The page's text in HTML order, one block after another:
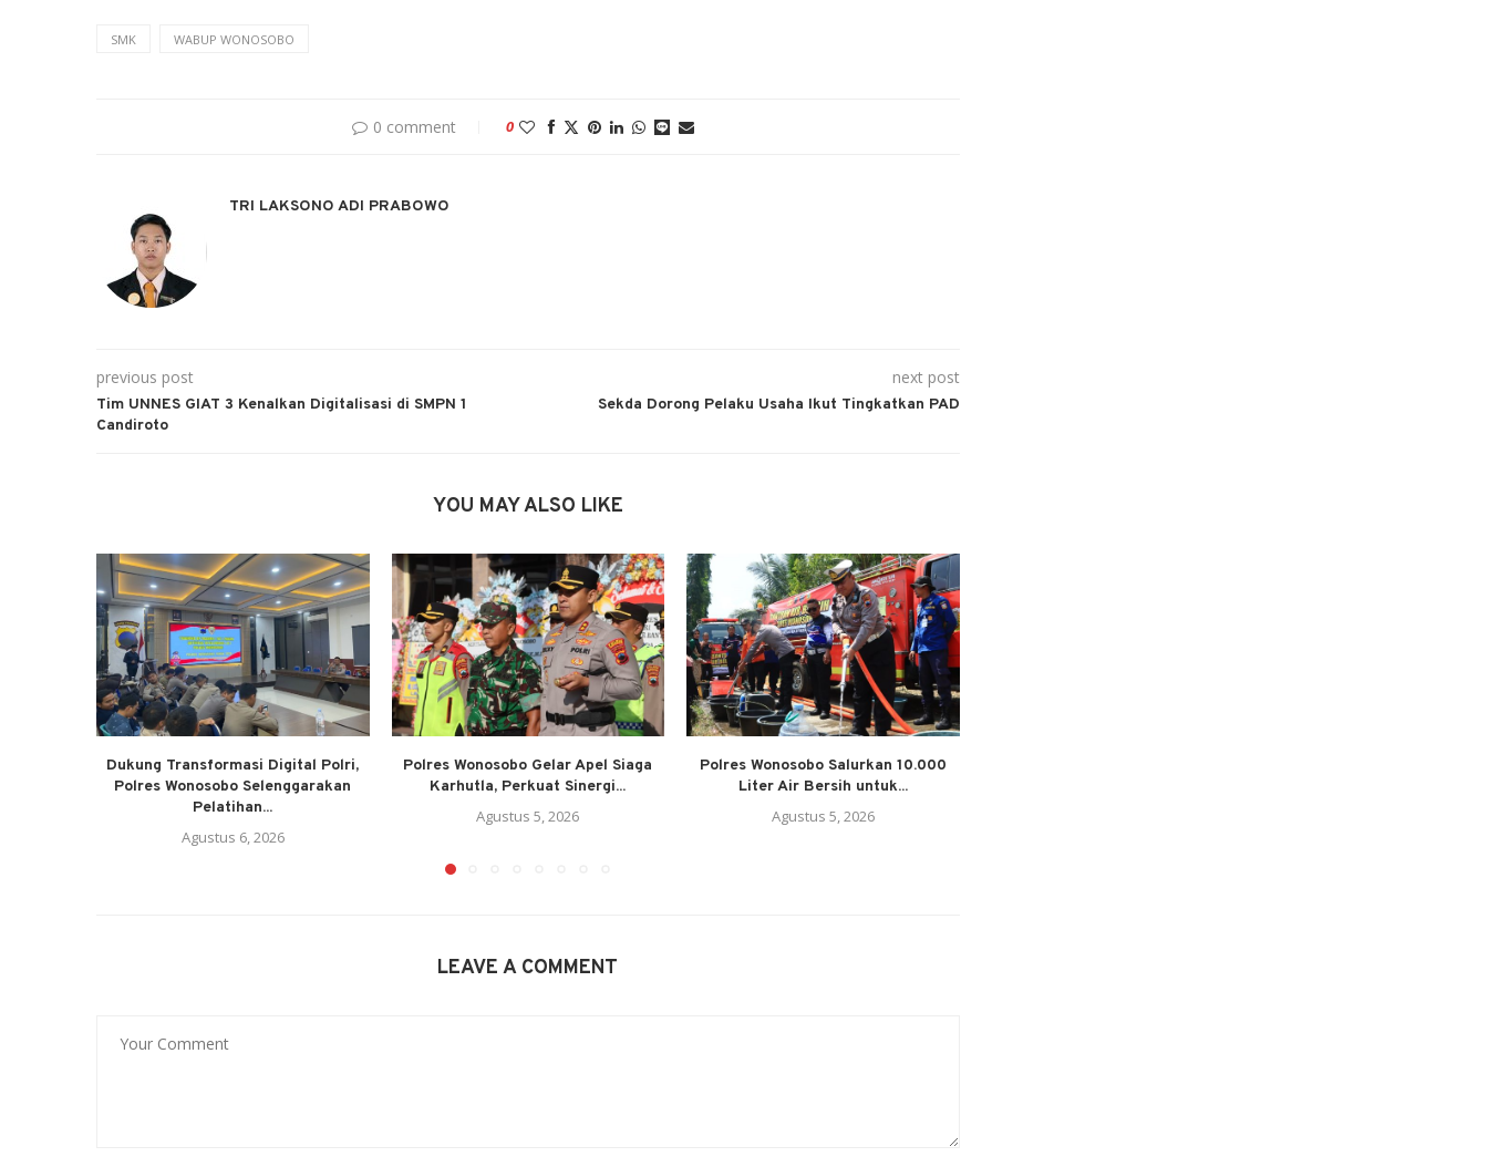
SMK WABUP WONOSOBO
0 comment 0
TRI LAKSONO ADI PRABOWO
previous post
Tim UNNES GIAT 3 Kenalkan Digitalisasi di SMPN 1
Candiroto
next post
Sekda Dorong Pelaku Usaha Ikut Tingkatkan PAD
YOU MAY ALSO LIKE
Dukung Transformasi Digital Polri,
Polres Wonosobo Selenggarakan
Pelatihan...
Agustus 6, 2026
Polres Wonosobo Gelar Apel Siaga
Karhutla, Perkuat Sinergi...
Agustus 5, 2026
Polres Wonosobo Salurkan 10.000
Liter Air Bersih untuk...
Agustus 5, 2026
LEAVE A COMMENT